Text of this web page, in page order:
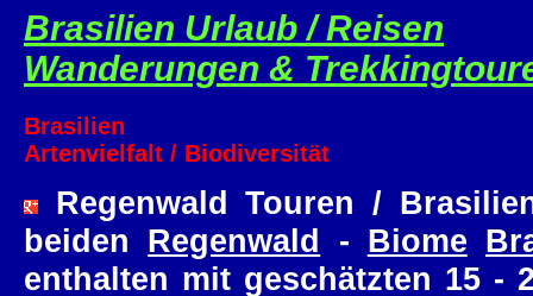
Brasilien Urlaub / Reisen
Wanderungen &
Brasilien
Artenvielfalt / Biodiversität
Regenwald Touren /
beiden Regenwald - Biome
enthalten mit geschätzten 15 -